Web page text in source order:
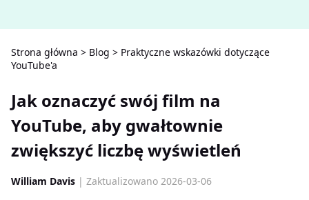
Strona główna > Blog > Praktyczne wskazówki dotyczące
YouTube'a
Jak oznaczyć swój film na
YouTube, aby gwałtownie
zwiększyć liczbę wyświetleń
William Davis | Zaktualizowano 2026-03-06